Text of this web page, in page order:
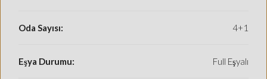
Oda Sayısı: 4+1
Eşya Durumu: Full Eşyalı